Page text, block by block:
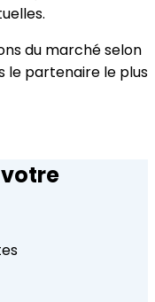
du marché selon
le partenaire le plus
votre